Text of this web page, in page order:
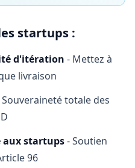
startups :
d'itération - Mettez à
livraison
Souveraineté totale des
aux startups- Soutien
96